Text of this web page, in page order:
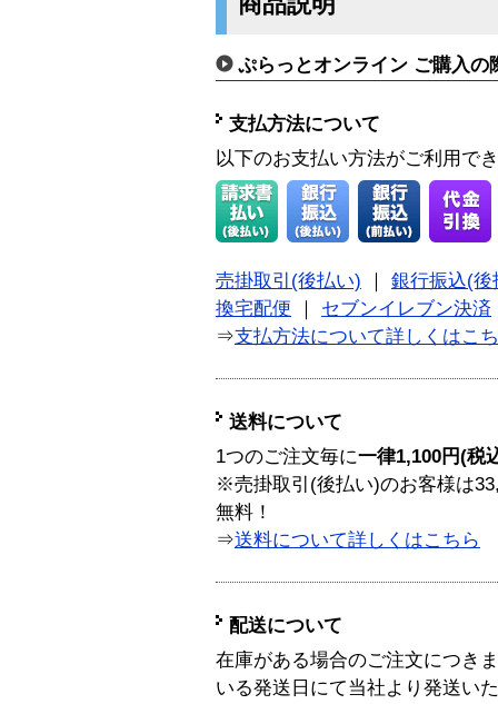
ぷらっとオンライン ご購入の
支払方法について
以下のお支払い方法がご利用で
売掛取引(後払い)
銀行振込(後
換宅配便
セブンイレブン決済
⇒支払方法について詳しくはこ
送料について
1つのご注文毎に一律1,100円(税
※売掛取引(後払い)のお客様は
無料！
⇒送料について詳しくはこちら
配送について
在庫がある場合のご注文につき
いる発送日にて当社より発送い